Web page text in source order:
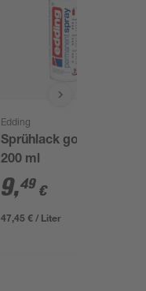
Edding
Sprühlack gold matt
200 ml
9,49 €
47,45 € / Liter